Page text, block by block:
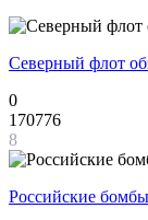
Северный флот
0
170776
8
Российские